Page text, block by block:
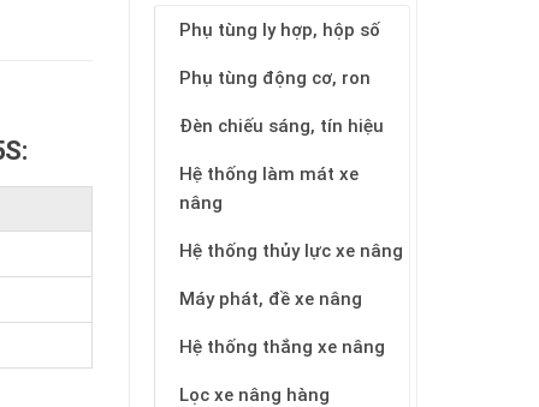
Phụ tùng ly hợp, hộp số
Phụ tùng động cơ, ron
Đèn chiếu sáng, tín hiệu
Hệ thống làm mát xe
nâng
Hệ thống thủy lực xe nâng
Máy phát, đề xe nâng
Hệ thống thắng xe nâng
Lọc xe nâng hàng